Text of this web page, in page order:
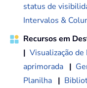
status de
Intervalos &
Recursos em
| Visualização de
aprimorada |
Planilha |